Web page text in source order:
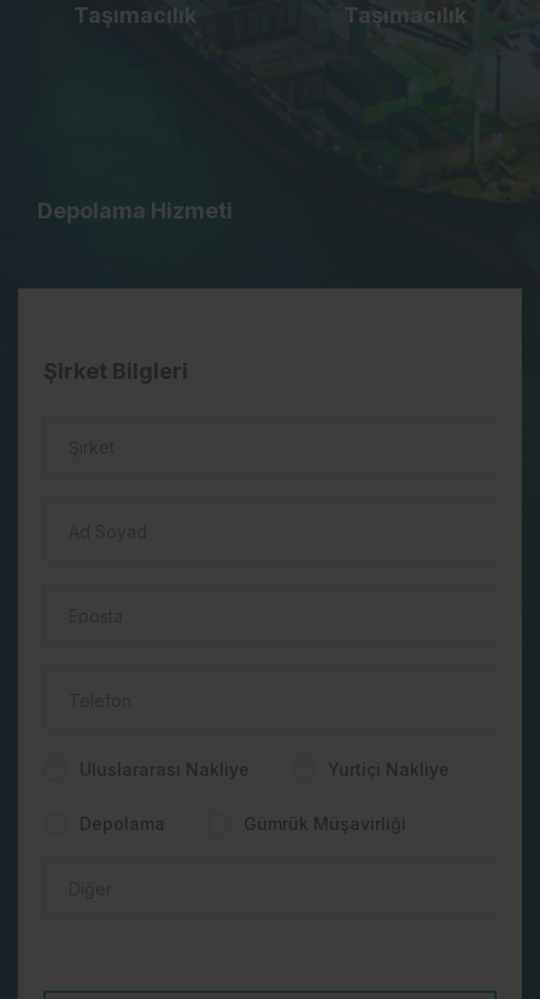
Şirket Bilgleri
Uluslararası Nakliye Yurtiçi Nakliye
Depolama Gümrük Müşavirliği
Taşımacılık Taşımacılık
Depolama Hizmeti